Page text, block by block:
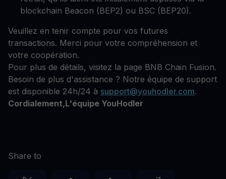
blockchain Beacon (BEP2) ou BSC (BEP20).
Veuillez en tenir compte pour vos futures
transactions. Merci pour votre compréhension et
votre coopération.
Pour plus de détails, visitez la page BNB Chain Fusion.
Besoin de plus d'assistance ? Notre équipe de support
est disponible 24h/24 à support@youhodler.com.
Cordialement,L'équipe YouHodler
Share to